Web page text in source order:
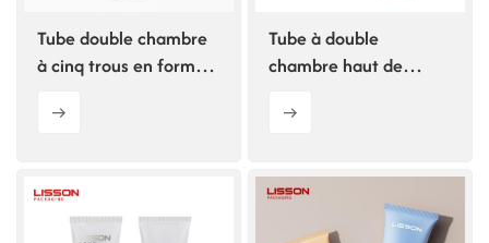
Tube double chambre
à cinq trous en forme
Tube à double
chambre haut de
rabattable à 7 trous